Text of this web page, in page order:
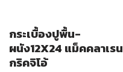
กระเบื้องปูพื้น-
ผนัง12X24 แม็คคลาเรน
กริคจิโอ้